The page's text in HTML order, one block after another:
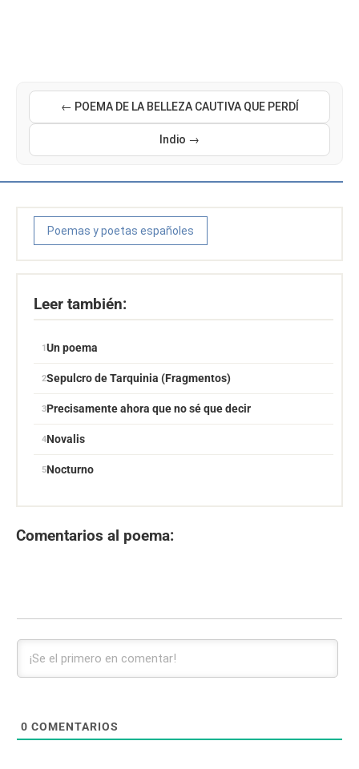
← POEMA DE LA BELLEZA CAUTIVA QUE PERDÍ
Indio →
Poemas y poetas españoles
Leer también:
Un poema
Sepulcro de Tarquinia (Fragmentos)
Precisamente ahora que no sé que decir
Novalis
Nocturno
Comentarios al poema:
0 COMENTARIOS